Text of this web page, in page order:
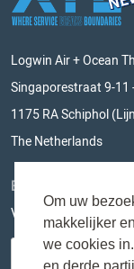
Om uw
makkelijker
we cookies
Logwin Air + Ocean
Singaporestraat 9-11
1175 RA Schiphol
The Netherlands
BLIJF OP DE HOOGTE
Vul hieronder je e-